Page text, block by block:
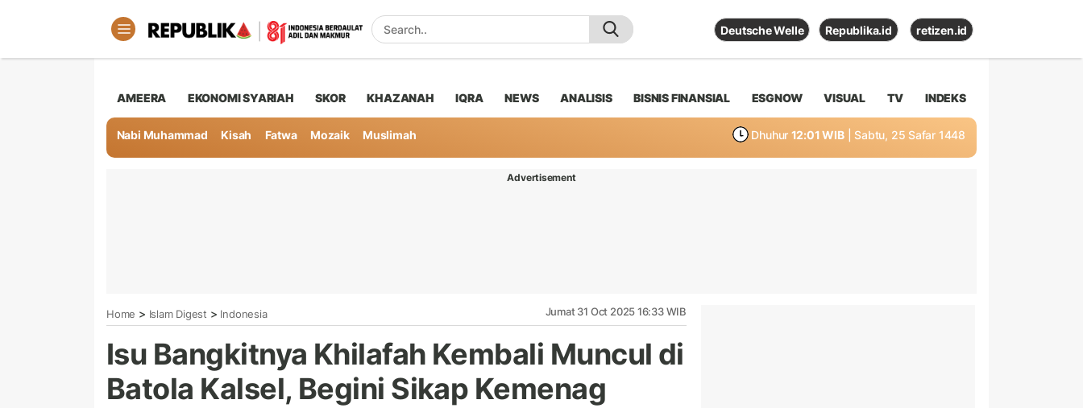
Deutsche Welle Republika.id retizen.id
AMEERA EKONOMI SYARIAH SKOR KHAZANAH IQRA NEWS ANALISIS BISNIS FINANSIAL ESGNOW VISUAL TV INDEKS
Nabi Muhammad Kisah Fatwa Mozaik Muslimah Dhuhur 12:01 WIB | Sabtu, 25 Safar 1448
Advertisement
Home > Islam Digest > Indonesia Jumat 31 Oct 2025 16:33 WIB
Isu Bangkitnya Khilafah Kembali Muncul di
Batola Kalsel, Begini Sikap Kemenag